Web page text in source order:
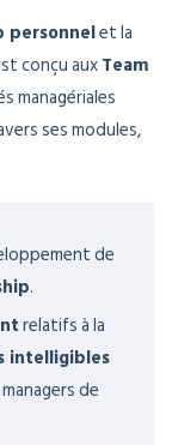
personnelet la
conçu auxTeam
managériales
ses modules,
de
.
relatifs à la
intelligibles
de